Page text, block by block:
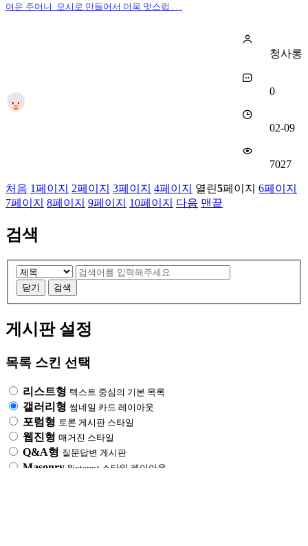
여운 주머니 모시로 만들어서 더욱 멋스럽 . . .
청사롱
0
02-09
7027
처음 1페이지 2페이지 3페이지 4페이지 열린5페이지 6페이지
7페이지 8페이지 9페이지 10페이지 다음 맨끝
검색
검
색
대
검
색
어
수
닫기 검색
게시판 설정
목록 스킨 선택
리스트형 텍스트 중심의 기본 목록
갤러리형 썸네일 카드 레이아웃
포럼형 토론 게시판 스타일
웹진형 매거진 스타일
Q&A형 질문답변 게시판
Masonry Pinterest 스타일 레이아웃